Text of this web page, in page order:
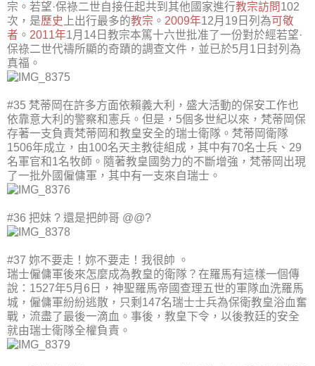
宗。若望·保祿二世自接任起共到其他國家進行教宗訪問102
次，是歷史 上出行最多的教宗 。 2009年12月19日列為可敬
者 。 2011年1月14日教宗本篤十六世批准了一份對於經若望·
保祿二世代禱所顯的奇蹟的調查文件，並已於5月1日封列為
真福。
#35 梵蒂岡在許多方面依賴義大利，盛大活動的保安工作也
依靠意大利的警察和憲兵。但是，5個多世紀以來，梵蒂岡保
存著一支負責梵蒂岡和教皇安全的瑞士衛隊。梵蒂岡衛隊
1506年成立，由100名天主教徒組成，其中有70名士兵、29
名軍官和1名牧師。隨著教皇國勢力的不斷增強，梵蒂岡出現
了一批外國僱傭軍，其中有一支來自瑞士。
#36 把妹 ? 還是把帥哥 @@?
#37 妳不要走！妳不要走！我很帥 。
瑞士僱傭軍後來怎麼成為教皇的衛隊？在羅馬有這樣一個傳
說：1527年5月6日，神聖羅馬帝國查理五世的軍隊血洗羅馬
城，僱傭軍紛紛逃散，只剩147名瑞士士兵為保衛教皇浴血奮
戰，流盡了最後一滴血。事後，教皇下令，以後教廷的安全
就由瑞士衛隊全權負責。